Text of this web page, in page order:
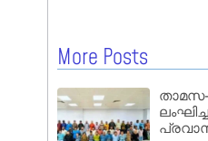
More Posts